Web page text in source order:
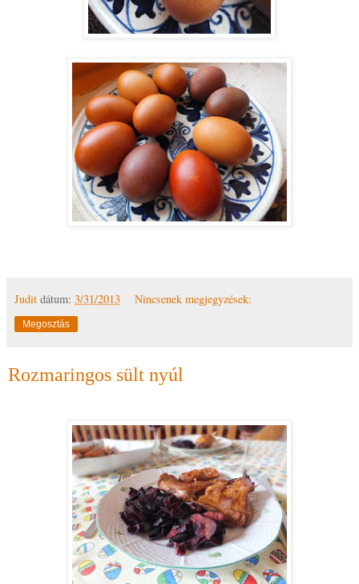
Judit dátum: 3/31/2013 Nincsenek megjegyzések:
Megosztás
Rozmaringos sült nyúl